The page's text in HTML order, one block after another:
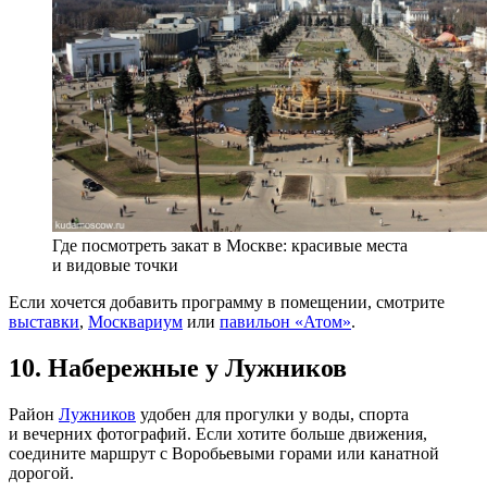
Где посмотреть закат в Москве: красивые места
и видовые точки
Если хочется добавить программу в помещении, смотрите
выставки, Москвариум или павильон «Атом».
10. Набережные у Лужников
Район Лужников удобен для прогулки у воды, спорта
и вечерних фотографий. Если хотите больше движения,
соедините маршрут с Воробьевыми горами или канатной
дорогой.